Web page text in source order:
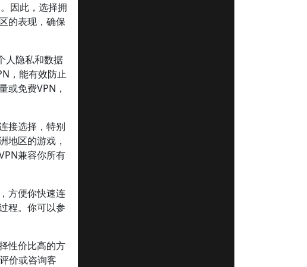
因此，选择拥
的表现，确保
人隐私和数据
，能有效防止
或免费VPN，
接选择，特别
地区的游戏，
兼容你所有
方便你快速连
程。你可以参
性价比高的方
价或咨询客